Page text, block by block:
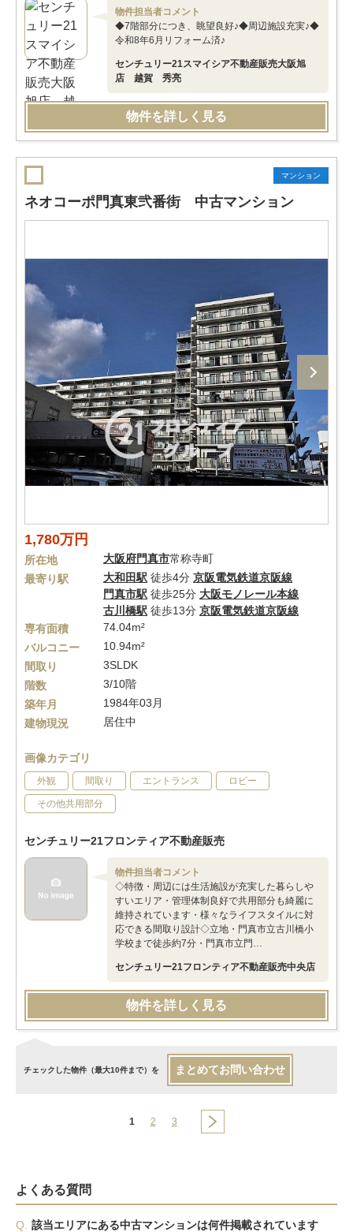
物件担当者コメント
◆7階部分につき、眺望良好♪◆周辺施設充実♪◆
令和8年6月リフォーム済♪
センチュリー21スマイシア不動産販売大阪旭
店 越賀 秀亮
物件を詳しく見る
マンション
ネオコーポ門真東弐番街 中古マンション
1,780万円
所在地 大阪府門真市常称寺町
最寄り駅
大和田駅 徒歩4分 京阪電気鉄道京阪線
門真市駅 徒歩25分 大阪モノレール本線
古川橋駅 徒歩13分 京阪電気鉄道京阪線
専有面積
74.04m²
バルコニー
10.94m²
間取り
3SLDK
階数
3/10階
築年月
1984年03月
建物現況
居住中
画像カテゴリ
外観 間取り エントランス ロビー
その他共用部分
センチュリー21フロンティア不動産販売
物件担当者コメント
◇特徴・周辺には生活施設が充実した暮らしや
すいエリア・管理体制良好で共用部分も綺麗に
維持されています・様々なライフスタイルに対
応できる間取り設計◇立地・門真市立古川橋小
学校まで徒歩約7分・門真市立門…
センチュリー21フロンティア不動産販売中央店
物件を詳しく見る
チェックした物件（最大10件まで）を まとめてお問い合わせ
1 2 3
よくある質問
Q.
該当エリアにある中古マンションは何件掲載されています